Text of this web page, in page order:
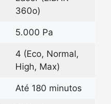
360o)
5.000 Pa
4 (Eco, Normal,
High, Max)
Até 180 minutos